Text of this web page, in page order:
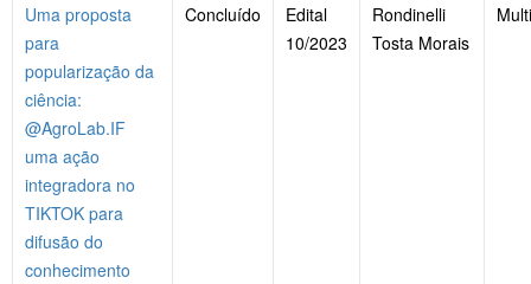
Uma proposta
para
popularização da
ciência:
@AgroLab.IF
uma ação
integradora no
TIKTOK para
difusão do
conhecimento
Concluído
Edital
10/2023
Rondinelli
Tosta Morais